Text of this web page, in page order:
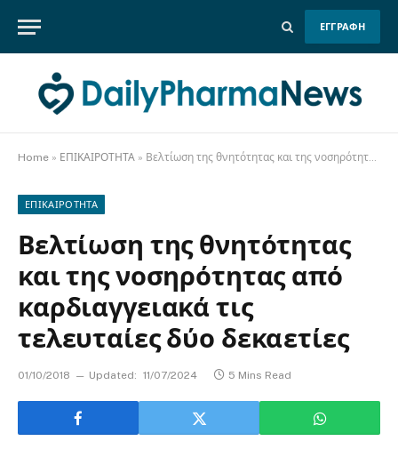
ΕΓΓΡΑΦΗ
Home » ΕΠΙΚΑΙΡΟΤΗΤΑ » Βελτίωση της θνητότητας και της νοσηρότητας από καρδιαγγειακά τις τελευταίες δύο δεκαετίες
ΕΠΙΚΑΙΡΟΤΗΤΑ
Βελτίωση της θνητότητας
και της νοσηρότητας από
καρδιαγγειακά τις
τελευταίες δύο δεκαετίες
01/10/2018 Updated: 11/07/2024 5 Mins Read